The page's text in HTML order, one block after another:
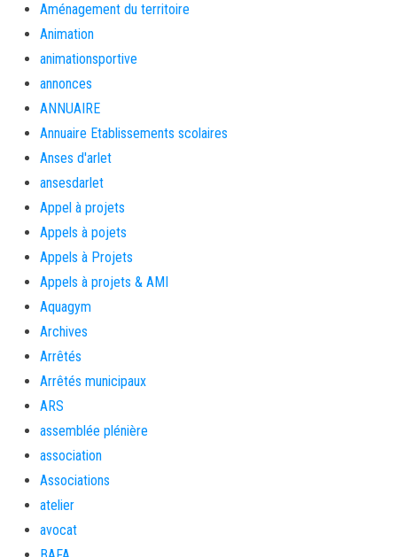
Aménagement du territoire
Animation
animationsportive
annonces
ANNUAIRE
Annuaire Etablissements scolaires
Anses d'arlet
ansesdarlet
Appel à projets
Appels à pojets
Appels à Projets
Appels à projets & AMI
Aquagym
Archives
Arrêtés
Arrêtés municipaux
ARS
assemblée plénière
association
Associations
atelier
avocat